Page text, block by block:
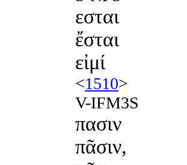
εσται
ἔσται
εἰμί
<1510>
V-IFM3S
πασιν
πᾶσιν,